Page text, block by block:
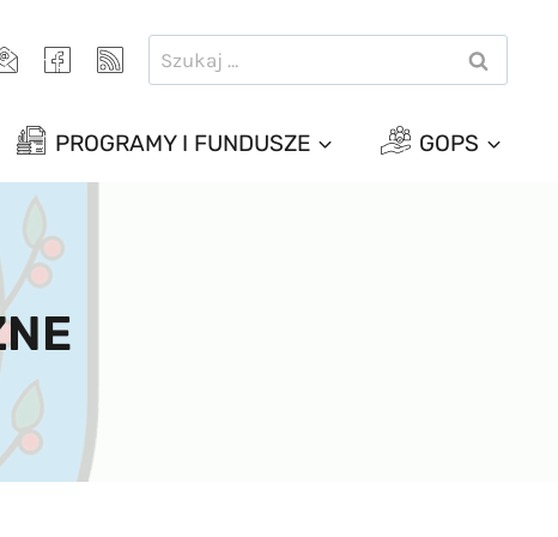
Szukaj:
PROGRAMY I FUNDUSZE GOPS